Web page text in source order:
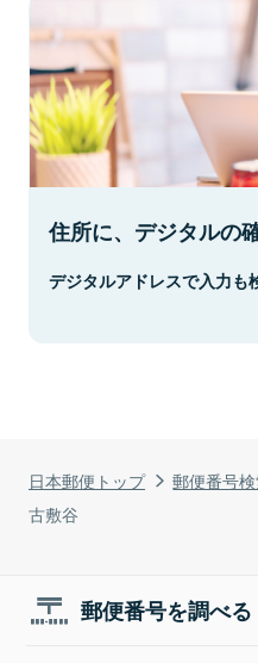
日本郵便トップ 郵便番号
古敷谷
住所に、デジタルの
デジタルアドレスで入力も
郵便番号を調べる